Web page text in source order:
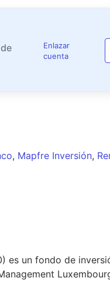
Enlazar
cuenta
, Mapfre Inversión,
es un fondo de